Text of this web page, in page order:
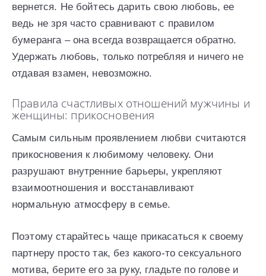
вернется. Не бойтесь дарить свою любовь, ее
ведь не зря часто сравнивают с правилом
бумеранга – она всегда возвращается обратно.
Удержать любовь, только потребляя и ничего не
отдавая взамен, невозможно.
Правила счастливых отношений мужчины и
женщины: прикосновения
Самым сильным проявлением любви считаются
прикосновения к любимому человеку. Они
разрушают внутренние барьеры, укрепляют
взаимоотношения и восстанавливают
нормальную атмосферу в семье.
Поэтому старайтесь чаще прикасаться к своему
партнеру просто так, без какого-то сексуального
мотива, берите его за руку, гладьте по голове и